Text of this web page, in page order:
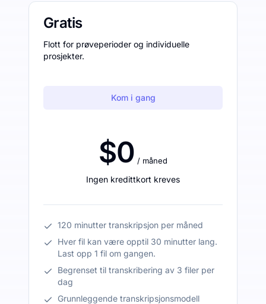
Gratis
Flott for prøveperioder og individuelle
prosjekter.
Kom i gang
$0 / måned
Ingen kredittkort kreves
120 minutter transkripsjon per måned
Hver fil kan være opptil 30 minutter lang.
Last opp 1 fil om gangen.
Begrenset til transkribering av 3 filer per
dag
Grunnleggende transkripsjonsmodell